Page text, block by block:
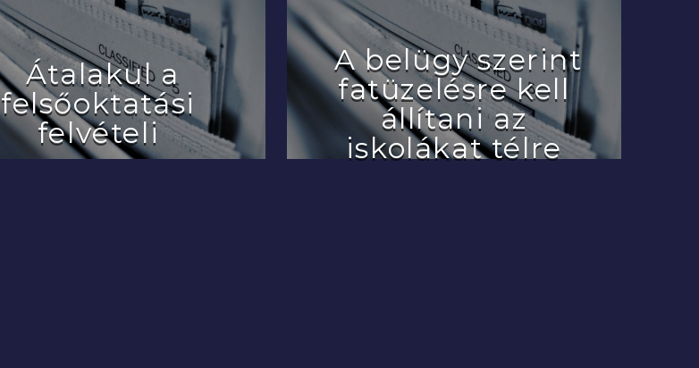
Átalakul a
felsőoktatási
felvételi
A belügy szerint
fatüzelésre kell
állítani az
iskolákat télre